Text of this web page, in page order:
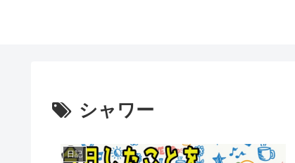
シャワー
日記